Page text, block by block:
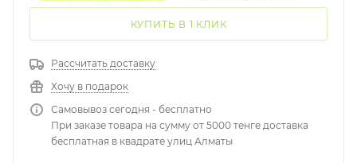
КУПИТЬ В 1 КЛИК
Рассчитать доставку
Хочу в подарок
Самовывоз сегодня - бесплатно
При заказе товара на сумму от 5000 тенге доставка
бесплатная в квадрате улиц Алматы